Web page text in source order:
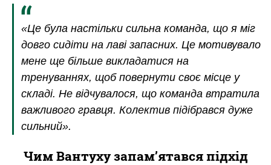
«Це була настільки сильна команда, що я міг
довго сидіти на лаві запасних. Це мотивувало
мене ще більше викладатися на
тренуваннях, щоб повернути своє місце у
складі. Не відчувалося, що команда втратила
важливого гравця. Колектив підібрався дуже
сильний».
Чим Вантуху запам’ятався підхід